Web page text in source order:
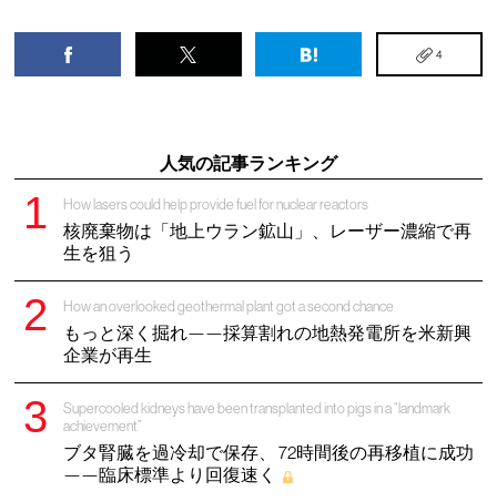
4
人気の記事ランキング
How lasers could help provide fuel for nuclear reactors
核廃棄物は「地上ウラン鉱山」、レーザー濃縮で再
生を狙う
How an overlooked geothermal plant got a second chance
もっと深く掘れ——採算割れの地熱発電所を米新興
企業が再生
Supercooled kidneys have been transplanted into pigs in a “landmark
achievement”
ブタ腎臓を過冷却で保存、 72時間後の再移植に成功
——臨床標準より回復速く